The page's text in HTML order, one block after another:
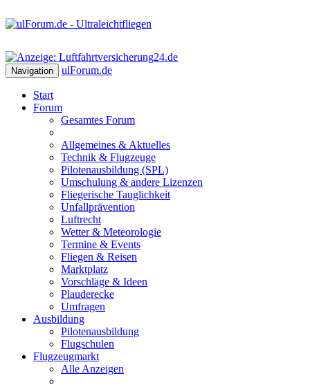
Navigation ulForum.de
Start
Forum
Gesamtes Forum
Allgemeines & Aktuelles
Technik & Flugzeuge
Pilotenausbildung (SPL)
Umschulung & andere Lizenzen
Fliegerische Tauglichkeit
Unfallprävention
Luftrecht
Wetter & Meteorologie
Termine & Events
Fliegen & Reisen
Marktplatz
Vorschläge & Ideen
Plauderecke
Umfragen
Ausbildung
Pilotenausbildung
Flugschulen
Flugzeugmarkt
Alle Anzeigen